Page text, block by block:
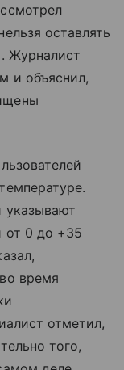
оставлять
Журналист
и объяснил,
указывают
от 0 до +35
время
отметил,
того,